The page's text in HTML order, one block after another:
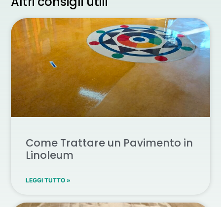
Come Trattare un Pavimento in
Linoleum
LEGGI TUTTO »